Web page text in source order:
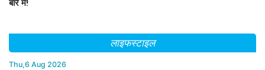
बारे में!
लाइफस्टाइल
Thu,6 Aug 2026